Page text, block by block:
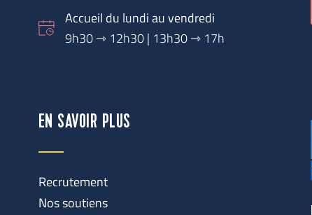
Accueil du lundi au vendredi
9h30 ⇾ 12h30 | 13h30 ⇾ 17h
EN SAVOIR PLUS
Recrutement
Nos soutiens